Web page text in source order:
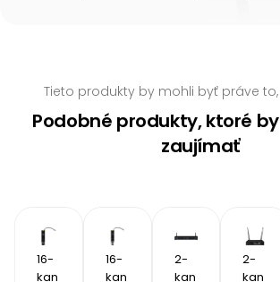
Tieto produkty by mohli byť práve
Podobné produkty, ktoré
zaujímať
16-
kan
16-
kan
2-
kan
2-
kan